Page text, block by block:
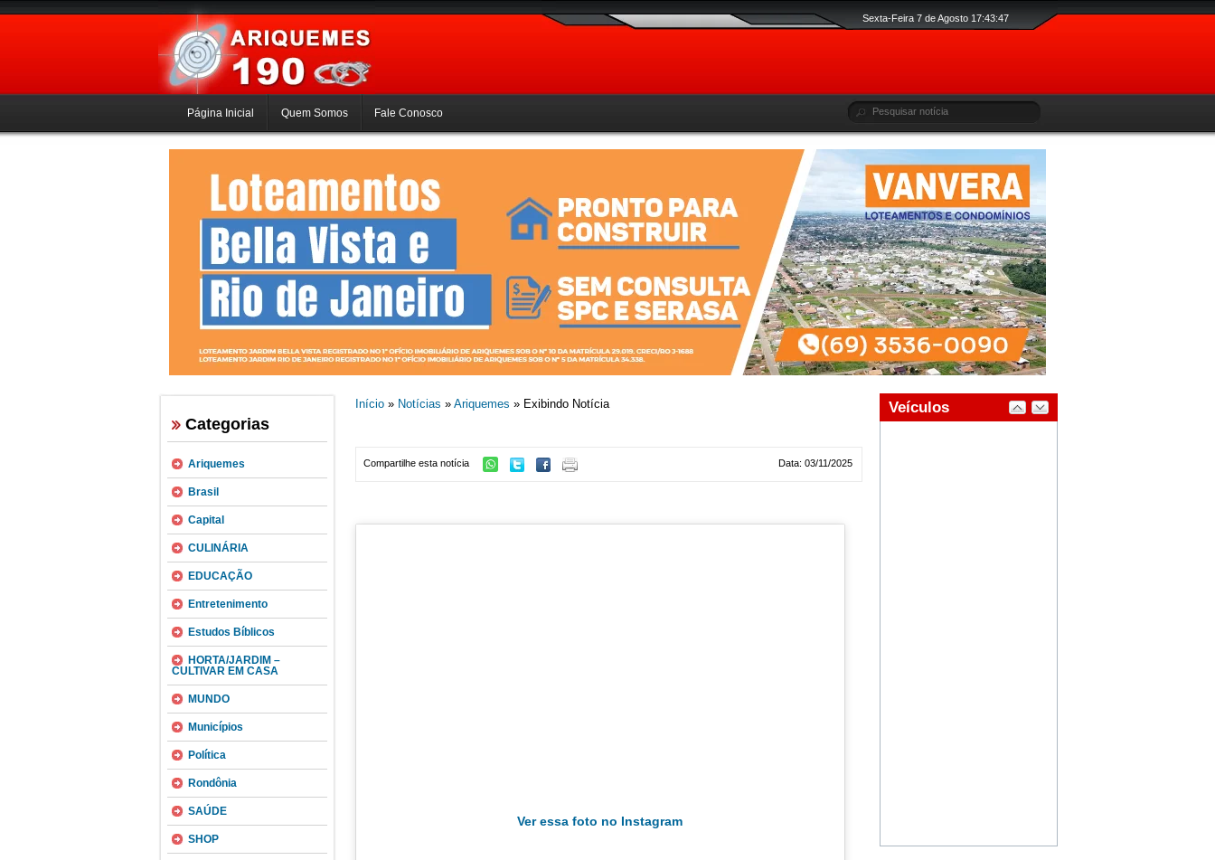
Sexta-Feira 7 de Agosto 17:43:48
Página Inicial Quem Somos Fale Conosco
Categorias
Ariquemes
Brasil
Capital
CULINÁRIA
EDUCAÇÃO
Entretenimento
Estudos Bíblicos
HORTA/JARDIM –
CULTIVAR EM CASA
MUNDO
Municípios
Política
Rondônia
SAÚDE
SHOP
Início» Notícias » Ariquemes » Exibindo Notícia
Data: 03/11/2025
Compartilhe esta notícia
Ver essa foto no Instagram